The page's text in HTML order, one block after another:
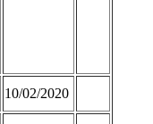
10/02/2020